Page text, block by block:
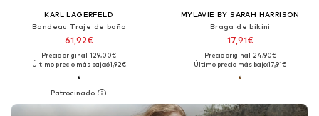
KARL LAGERFELD
Bandeau Traje de baño
61,92€
Precio original: 129,00€
Último precio más bajo:61,92€
MYLAVIE BY SARAH HARRISON
Braga de bikini
17,91€
Precio original: 24,90€
Último precio más bajo:17,91€